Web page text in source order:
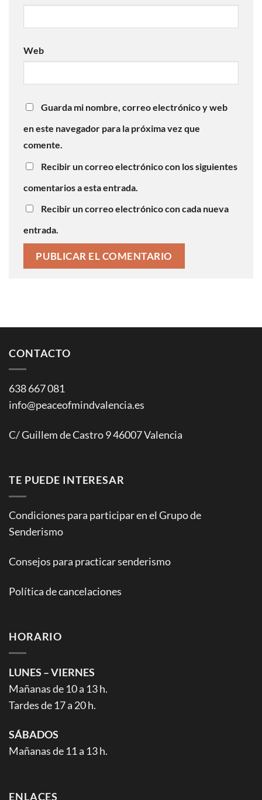
Web
Guarda mi nombre, correo electrónico y web
en este navegador para la próxima vez que
comente.
Recibir un correo electrónico con los siguientes
comentarios a esta entrada.
Recibir un correo electrónico con cada nueva
entrada.
CONTACTO
638 667 081
info@peaceofmindvalencia.es
C/ Guillem de Castro 9 46007 Valencia
TE PUEDE INTERESAR
Condiciones para participar en el Grupo de
Senderismo
Consejos para practicar senderismo
Política de cancelaciones
HORARIO
LUNES – VIERNES
Mañanas de 10 a 13 h.
Tardes de 17 a 20 h.
SÁBADOS
Mañanas de 11 a 13 h.
ENLACES